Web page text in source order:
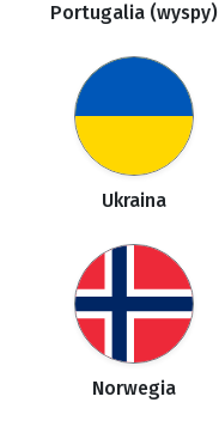
Portugalia (wyspy)
Ukraina
Norwegia